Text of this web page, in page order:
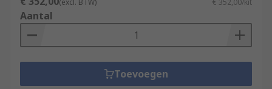
(excl. BTW) € 352,00/kit
Aantal
Toevoegen